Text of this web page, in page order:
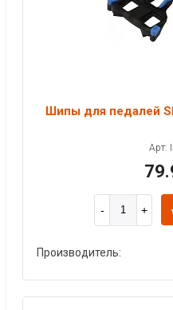
Шипы для педалей
Арт:
Производитель: